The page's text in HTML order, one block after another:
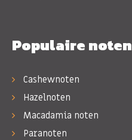
Populaire noten
Cashewnoten
Hazelnoten
Macadamia noten
Paranoten